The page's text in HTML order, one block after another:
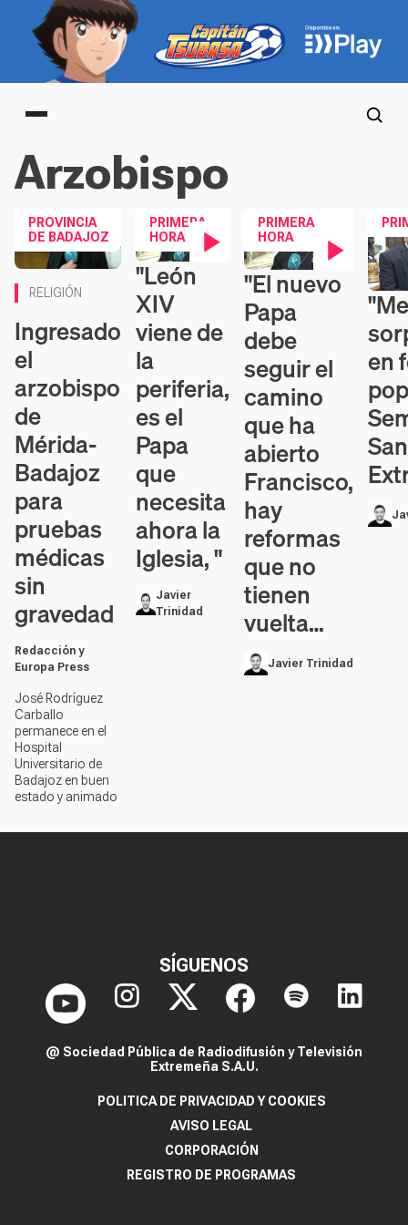
Main menu
Arzobispo
PROVINCIA
DE BADAJOZ
RELIGIÓN
Ingresado
el
arzobispo
de
Mérida-
Badajoz
para
pruebas
médicas
sin
gravedad
Redacción y
Europa Press
José Rodríguez
Carballo
permanece en el
Hospital
Universitario de
Badajoz en buen
estado y animado
PRIMERA
HORA
Contenido en vídeo
"León
XIV
viene de
la
periferia,
es el
Papa
que
necesita
ahora la
Iglesia, "
Javier
Trinidad
PRIMERA
HORA
Contenido en vídeo
"El nuevo
Papa
debe
seguir el
camino
que ha
abierto
Francisco,
hay
reformas
que no
tienen
vuelta…
Javier Trinidad
en
SÍGUENOS
@ Sociedad Pública de Radiodifusión y Televisión
Extremeña S.A.U.
POLITICA DE PRIVACIDAD Y COOKIES
AVISO LEGAL
CORPORACIÓN
REGISTRO DE PROGRAMAS